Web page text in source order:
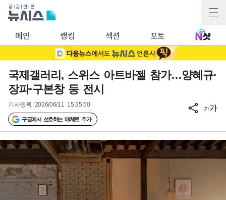
메인 랭킹 섹션 포토
국제갤러리, 스위스 아트바젤 참가…양혜규·
장파·구본창 등 전시
기사등록 2026/06/11 15:35:50
구글에서 선호하는 매체로 추가
가가